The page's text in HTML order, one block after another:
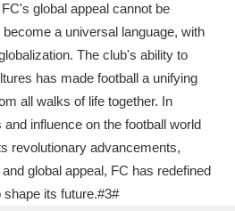
global appeal cannot be
a universal language, with
The club's ability to
has made football a unifying
all walks of life together. In
influence on the football world
revolutionary advancements,
global appeal, FC has redefined
its future.#3#